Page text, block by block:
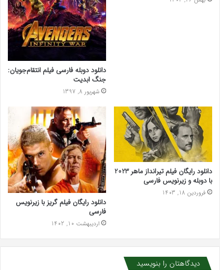
دانلود دوبله فارسی فیلم انتقام‌جویان:
جنگ ابدیت
شهریور 8, 1397
دانلود رایگان فیلم تیرانداز ماهر 2023
با دوبله و زیرنویس فارسی
فروردین 18, 1403
دانلود رایگان فیلم گریز با زیرنویس
فارسی
اردیبهشت 10, 1402
دیدگاهتان را بنویسید